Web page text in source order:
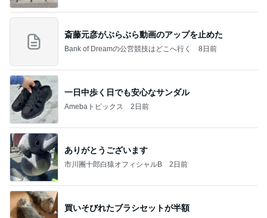
斎藤元彦がぶらぶら動画のアップを止めた
Bank of Dreamの公営競技はどこへ行く 8日前
一日中歩く日でも安心なサンダル
Amebaトピックス 2日前
ありがとうございます
市川團十郎白猿オフィシャルB 2日前
買いそびれたブラシセットが半額